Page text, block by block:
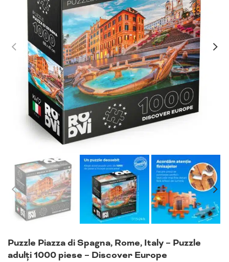
Puzzle Piazza di Spagna, Rome, Italy – Puzzle
adulți 1000 piese – Discover Europe